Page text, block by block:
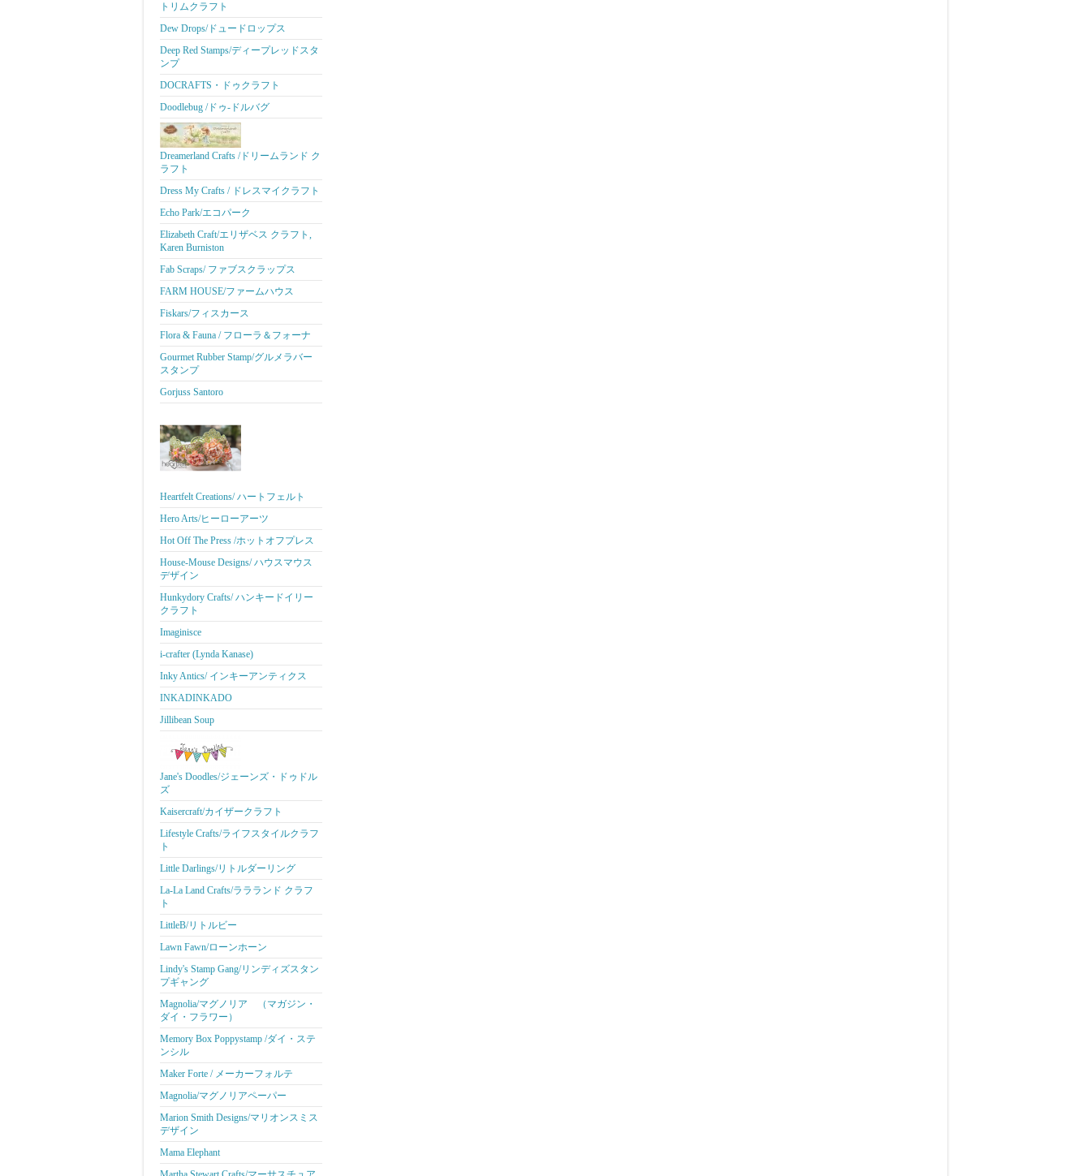
トリムクラフト
Dew Drops/ドュードロップス
Deep Red Stamps/ディープレッドスタ
ンプ
DOCRAFTS・ドゥクラフト
Doodlebug /ドゥ-ドルバグ
Dreamerland Crafts /ドリームランド ク
ラフト
Dress My Crafts / ドレスマイクラフト
Echo Park/エコパーク
Elizabeth Craft/エリザベス クラフト,
Karen Burniston
Fab Scraps/ ファブスクラップス
FARM HOUSE/ファームハウス
Fiskars/フィスカース
Flora & Fauna / フローラ＆フォーナ
Gourmet Rubber Stamp/グルメラバー
スタンプ
Gorjuss Santoro
Heartfelt Creations/ ハートフェルト
Hero Arts/ヒーローアーツ
Hot Off The Press /ホットオフプレス
House-Mouse Designs/ ハウスマウス
デザイン
Hunkydory Crafts/ ハンキードイリー
クラフト
Imaginisce
i-crafter (Lynda Kanase)
Inky Antics/ インキーアンティクス
INKADINKADO
Jillibean Soup
Jane's Doodles/ジェーンズ・ドゥドル
ズ
Kaisercraft/カイザークラフト
Lifestyle Crafts/ライフスタイルクラフ
ト
Little Darlings/リトルダーリング
La-La Land Crafts/ララランド クラフ
ト
LittleB/リトルビー
Lawn Fawn/ローンホーン
Lindy's Stamp Gang/リンディズスタン
プギャング
Magnolia/マグノリア （マガジン・
ダイ・フラワー）
Memory Box Poppystamp /ダイ・ステ
ンシル
Maker Forte / メーカーフォルテ
Magnolia/マグノリアペーパー
Marion Smith Designs/マリオンスミス
デザイン
Mama Elephant